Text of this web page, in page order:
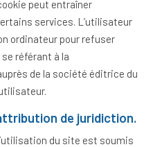
peut entraîner
L’utilisateur
ordinateur pour refuser
référant à la
de la société éditrice du
de juridiction.
du site est soumis